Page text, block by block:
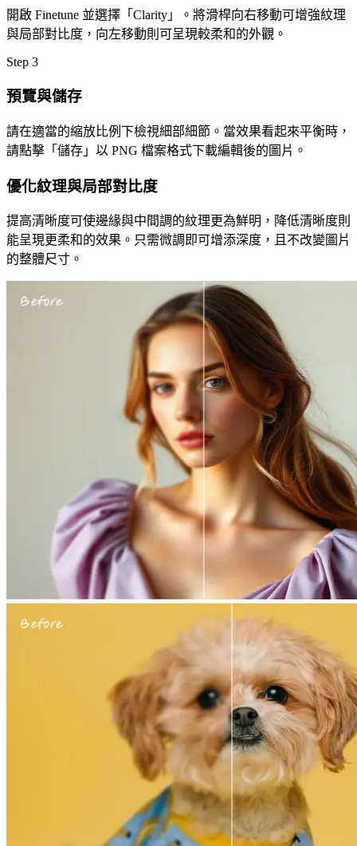
開啟 Finetune 並選擇「Clarity」。將滑桿向右移動可增強紋理
與局部對比度，向左移動則可呈現較柔和的外觀。
Step 3
預覽與儲存
請在適當的縮放比例下檢視細部細節。當效果看起來平衡時，
請點擊「儲存」以 PNG 檔案格式下載編輯後的圖片。
優化紋理與局部對比度
提高清晰度可使邊緣與中間調的紋理更為鮮明，降低清晰度則
能呈現更柔和的效果。只需微調即可增添深度，且不改變圖片
的整體尺寸。